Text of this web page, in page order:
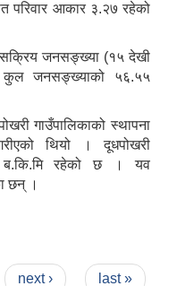
परिवार आकार ३.२७ रहेको
सक्रिय जनसङ्ख्या (१५ देखी
जनसङ्ख्याको ५६.५५
गाउँपालिकाको स्थापना
थियो । दूधपोखरी
ब.कि.मि रहेको छ । यव
छन् ।
next › last »